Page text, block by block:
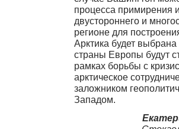
процесса примирения
двустороннего и
регионе для
Арктика будет
страны Европы будут
рамках борьбы с
арктическое
заложником
Западом.